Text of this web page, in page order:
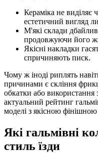
Кераміка не виділяє
естетичний вигляд
М'які склади
продовжуючи його
Якісні накладки
спричиняють писк.
Чому ж іноді риплять
причинами є скління
обкатки або
актуальний рейтинг
моделі з якісною
Які гальмівні
стиль їзди